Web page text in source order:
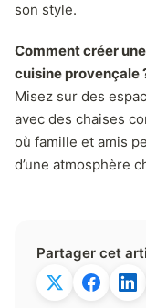
son style.
Comment créer
cuisine provençale
Misez sur des
avec des chaises
où famille et amis
d’une atmosphère
Partager cet